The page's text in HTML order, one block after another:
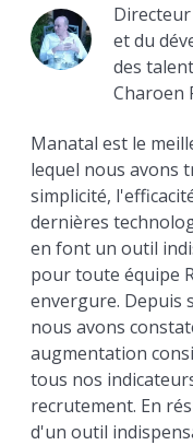
et du
des
Charoen
Manatal est le
lequel nous avons
simplicité,
dernières
en font un outil
pour toute équipe
envergure. Depuis
nous avons
augmentation
tous nos
recrutement. En
d'un outil